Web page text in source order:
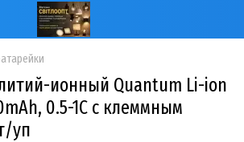
ионный Quantum Li-ion
0.5-1С с клеммным
уп